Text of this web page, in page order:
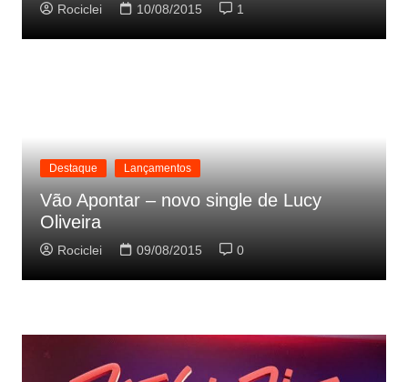
Rociclei 10/08/2015 1
Destaque Lançamentos
Vão Apontar – novo single de Lucy
Oliveira
Rociclei 09/08/2015 0